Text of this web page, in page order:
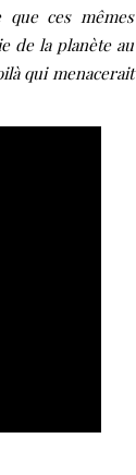
ces mêmes
de la planète au
qui menacerait